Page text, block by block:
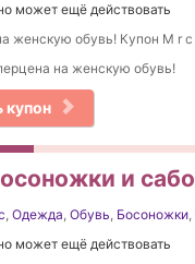
может ещё действовать
женскую обувь! Купон M r c
на женскую обувь!
купон
и
, Одежда, Обувь, Босоножки,
может ещё действовать